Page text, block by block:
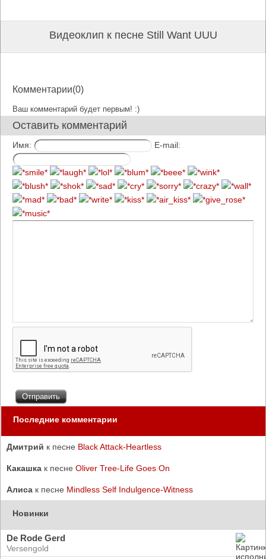
Видеоклип к песне Still Want UUU
Комментарии(0)
Ваш комментарий будет первым! :)
Оставить комментарий
Имя: E-mail:
Последние комментарии
Дмитрий к песне Black Attack-Heartless
Какашка к песне Oliver Tree-Life Goes On
Алиса к песне Mindless Self Indulgence-Witness
Новинки
De Rode Gerd
Versengold